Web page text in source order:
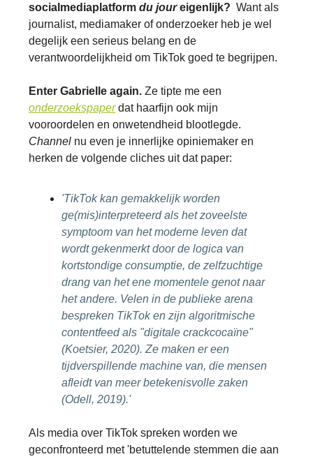
socialmediaplatform du joureigenlijk? Want als
journalist, mediamaker of onderzoeker heb je wel
degelijk een serieus belang en de
verantwoordelijkheid om TikTok goed te begrijpen.
Enter Gabrielle again. Ze tipte me een
onderzoekspaperdat haarfijn ook mijn
vooroordelen en onwetendheid blootlegde.
Channel nu even je innerlijke opiniemaker en
herken de volgende cliches uit dat paper:
'TikTok kan gemakkelijk worden
ge(mis)interpreteerd als het zoveelste
symptoom van het moderne leven dat
wordt gekenmerkt door de logica van
kortstondige consumptie, de zelfzuchtige
drang van het ene momentele genot naar
het andere. Velen in de publieke arena
bespreken TikTok en zijn algoritmische
contentfeed als "digitale crackcocaïne"
(Koetsier, 2020). Ze maken er een
tijdverspillende machine van, die mensen
afleidt van meer betekenisvolle zaken
(Odell, 2019).'
Als media over TikTok spreken worden we
geconfronteerd met'betuttelende stemmen die aan